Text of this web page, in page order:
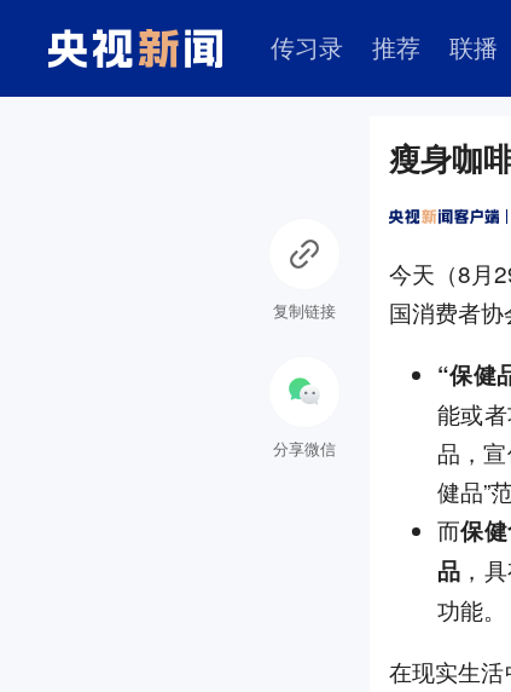
传习录 推荐 联播
瘦身咖
今天（8月
国消费者协
“保健
能或
品，
健品”
而保
品 ，
功能。
在现实生活
复制链接
分享微信